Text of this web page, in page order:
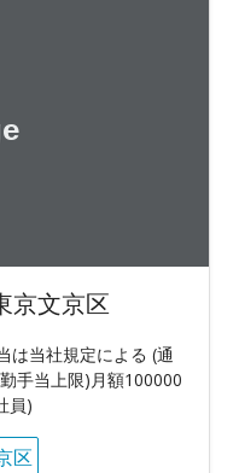
京文京区
は当社規定による (通
手当上限)月額100000
員)
区